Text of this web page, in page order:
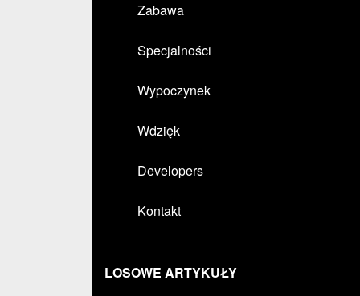
Zabawa
Specjalności
Wypoczynek
Wdzięk
Developers
Kontakt
LOSOWE ARTYKUŁY